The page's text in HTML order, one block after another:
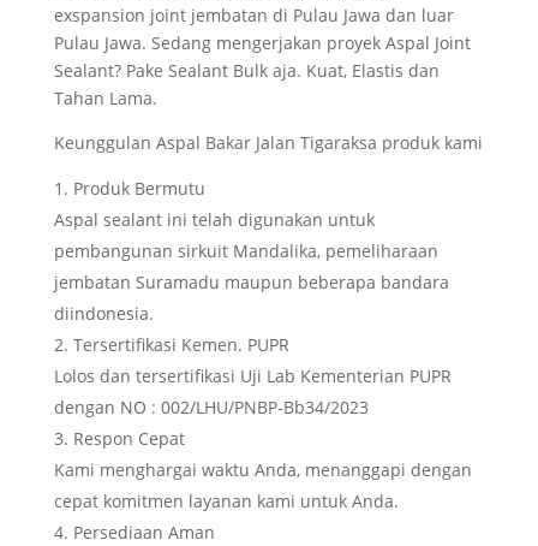
exspansion joint jembatan di Pulau Jawa dan luar
Pulau Jawa. Sedang mengerjakan proyek Aspal Joint
Sealant? Pake Sealant Bulk aja. Kuat, Elastis dan
Tahan Lama.
Keunggulan Aspal Bakar Jalan Tigaraksa produk kami
Produk Bermutu
Aspal sealant ini telah digunakan untuk
pembangunan sirkuit Mandalika, pemeliharaan
jembatan Suramadu maupun beberapa bandara
diindonesia.
Tersertifikasi Kemen. PUPR
Lolos dan tersertifikasi Uji Lab Kementerian PUPR
dengan NO : 002/LHU/PNBP-Bb34/2023
Respon Cepat
Kami menghargai waktu Anda, menanggapi dengan
cepat komitmen layanan kami untuk Anda.
Persediaan Aman